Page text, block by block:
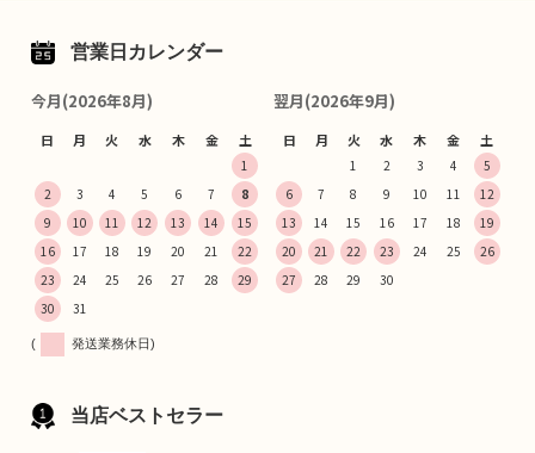
営業日カレンダー
今月(2026年8月)
日 月 火 水 木 金 土
1
2
3 4 5 6 7
8
9
10 11 12 13 14
15
16
17 18 19 20 21
22
23
24 25 26 27 28
29
30
31
翌月(2026年9月)
日 月 火 水 木 金 土
1 2 3 4
5
6
7 8 9 10 11
12
13
14 15 16 17 18
19
20
21 22 23 24 25
26
27
28 29 30
( 発送業務休日)
当店ベストセラー